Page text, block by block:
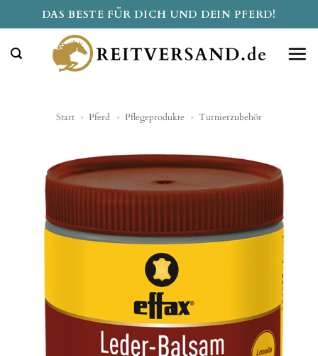
Inhalt
springen
DAS BESTE FÜR DICH UND DEIN PFERD!
Start » Pferd » Pflegeprodukte » Turnierzubehör